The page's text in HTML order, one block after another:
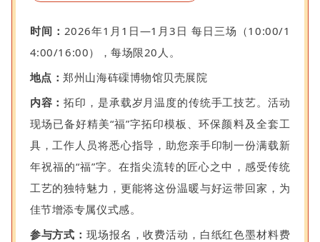
时间： 2026年1月1日—1月3日 每日三场（10:00/1
4:00/16:00），每场限20人。
地点：郑州山海砗磲博物馆贝壳展院
内容：拓印，是承载岁月温度的传统手工技艺。活动
现场已备好精美“福”字拓印模板、环保颜料及全套工
具，工作人员将悉心指导，助您亲手印制一份满载新
年祝福的“福”字。在指尖流转的匠心之中，感受传统
工艺的独特魅力，更能将这份温暖与好运带回家，为
佳节增添专属仪式感。
参与方式：现场报名，收费活动，白纸红色墨材料费